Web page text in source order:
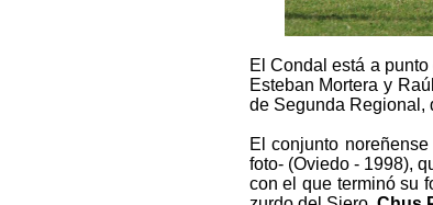
El Condal está a
Esteban Mortera y
de Segunda Regional,
El conjunto
foto- (Oviedo - 1998),
con el que terminó su